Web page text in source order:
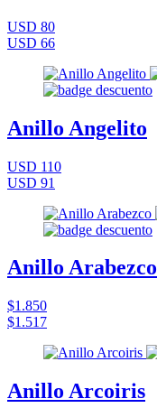
USD 80
USD 66
Anillo Angelito
USD 110
USD 91
Anillo Arabezco
$1.850
$1.517
Anillo Arcoiris